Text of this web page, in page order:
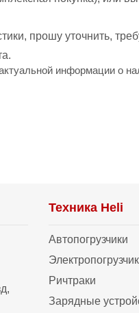
прошу уточнить,
информации о
Техника Heli
Автопогрузчики
Ричтраки
Зарядные